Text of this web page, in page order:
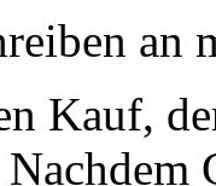
Kauf,